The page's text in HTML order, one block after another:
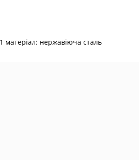
нержавіюча сталь